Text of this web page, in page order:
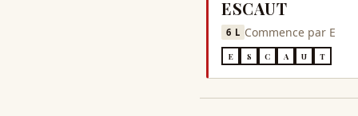
ESCAUT
6 L Commence par E
E S C A U T